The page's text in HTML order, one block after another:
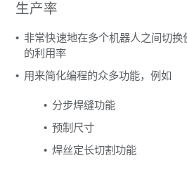
生产率
非常快速地在多个机器人之间切
的利用率
用来简化编程的众多功能，例如
分步焊缝功能
预制尺寸
焊丝定长切割功能